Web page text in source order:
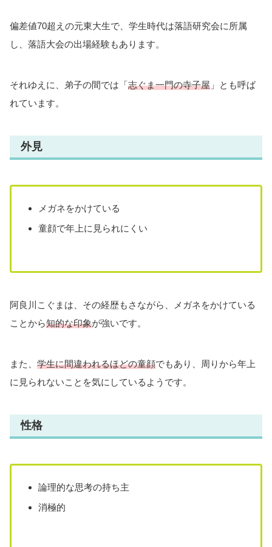
偏差値70超えの元東大生で、学生時代は落語研究会に所属
し、落語大会の出場経験もあります。
それゆえに、弟子の間では「志ぐま一門の寺子屋 」とも呼ば
れています。
外見
メガネをかけている
童顔で年上に見られにくい
阿良川こぐまは、その経歴もさながら、メガネをかけている
ことから知的な印象が強いです。
また、 学生に間違われるほどの童顔でもあり、周りから年上
に見られないことを気にしているようです。
性格
論理的な思考の持ち主
消極的